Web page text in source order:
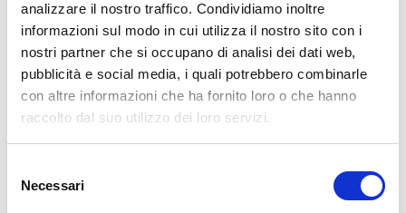
analizzare il nostro traffico. Condividiamo inoltre
informazioni sul modo in cui utilizza il nostro sito con i
nostri partner che si occupano di analisi dei dati web,
pubblicità e social media, i quali potrebbero combinarle
con altre informazioni che ha fornito loro o che hanno
raccolto dal suo utilizzo dei loro servizi.
delNecessari
temperatura, non sono adatti né a dispositivi dotati
di motore, né tantomeno agli impianti fotovoltaici
che richiedonoinverter a onda sinusoidale pura, più
costosi ma a cui possiamo collegare tutti i tipi di
dispositivi senza problemi.
immagazzinare energia in quei momenti in cui i consumi sono